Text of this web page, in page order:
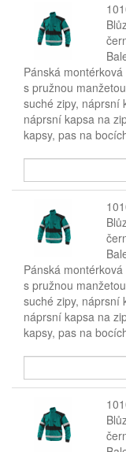
Pánská
s pružnou
suché zipy, náprsní
náprsní kapsa na
kapsy, pas na
Pánská
s pružnou
suché zipy, náprsní
náprsní kapsa na
kapsy, pas na